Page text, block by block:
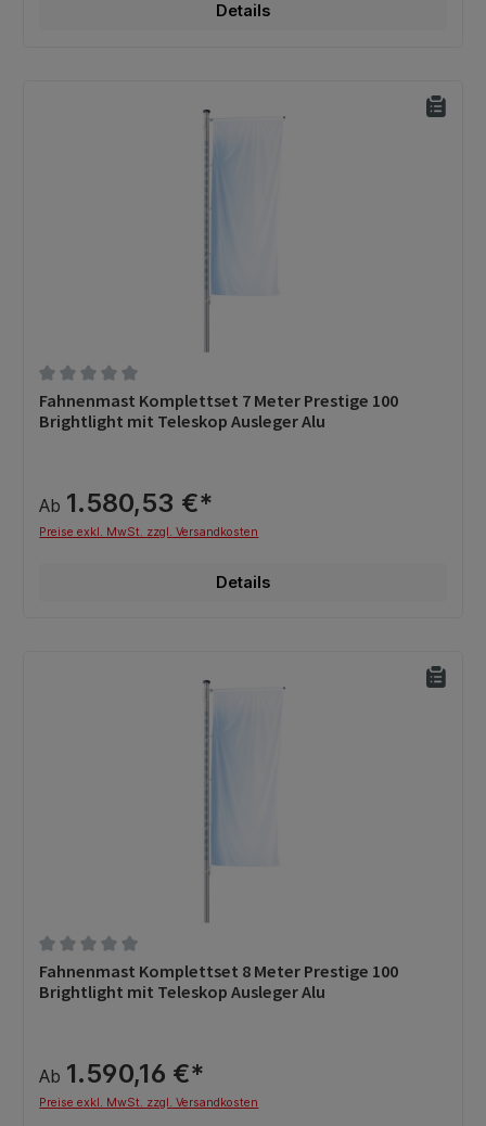
Details
Durchschnittliche Bewertung von 0 von 5 Sternen
Fahnenmast Komplettset 7 Meter Prestige 100
Brightlight mit Teleskop Ausleger Alu
Ab 1.580,53 €*
Preise exkl. MwSt. zzgl. Versandkosten
Details
Durchschnittliche Bewertung von 0 von 5 Sternen
Fahnenmast Komplettset 8 Meter Prestige 100
Brightlight mit Teleskop Ausleger Alu
Ab 1.590,16 €*
Preise exkl. MwSt. zzgl. Versandkosten